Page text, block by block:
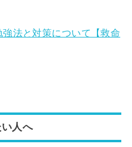
法と対策について【救命
い人へ